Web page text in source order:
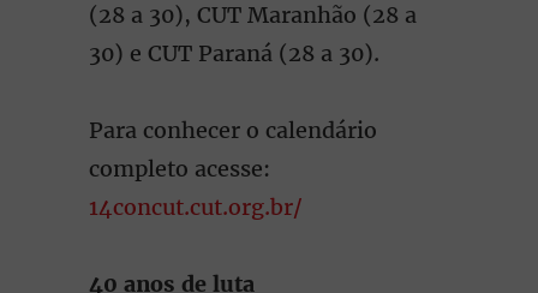
(28 a 30), CUT Maranhão (28 a
30) e CUT Paraná (28 a 30).
Para conhecer o calendário
completo acesse:
14concut.cut.org.br/
40 anos de luta